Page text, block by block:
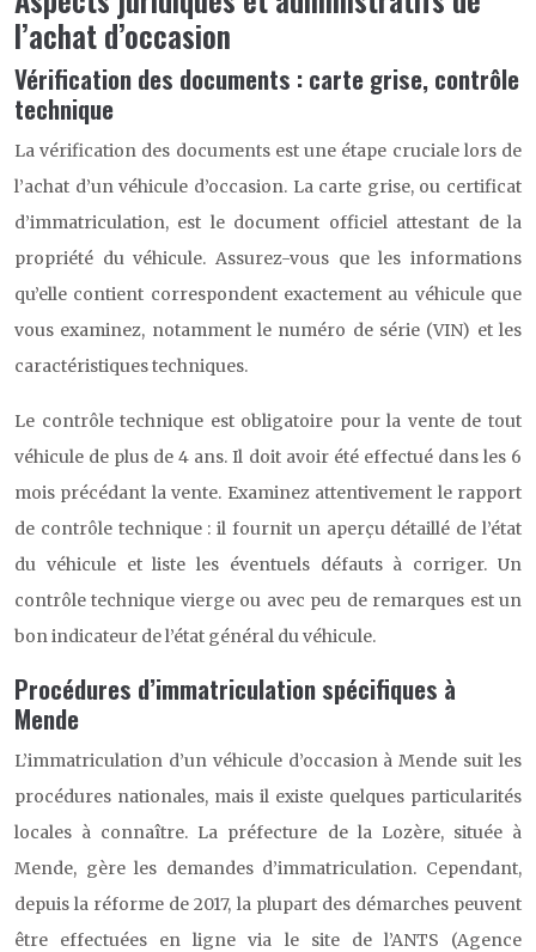
l’achat d’occasion
Vérification des documents : carte grise, contrôle
technique
La vérification des documents est une étape cruciale lors de
l’achat d’un véhicule d’occasion. La carte grise, ou certificat
d’immatriculation, est le document officiel attestant de la
propriété du véhicule. Assurez-vous que les informations
qu’elle contient correspondent exactement au véhicule que
vous examinez, notamment le numéro de série (VIN) et les
caractéristiques techniques.
Le contrôle technique est obligatoire pour la vente de tout
véhicule de plus de 4 ans. Il doit avoir été effectué dans les 6
mois précédant la vente. Examinez attentivement le rapport
de contrôle technique : il fournit un aperçu détaillé de l’état
du véhicule et liste les éventuels défauts à corriger. Un
contrôle technique vierge ou avec peu de remarques est un
bon indicateur de l’état général du véhicule.
Procédures d’immatriculation spécifiques à
Mende
L’immatriculation d’un véhicule d’occasion à Mende suit les
procédures nationales, mais il existe quelques particularités
locales à connaître. La préfecture de la Lozère, située à
Mende, gère les demandes d’immatriculation. Cependant,
depuis la réforme de 2017, la plupart des démarches peuvent
être effectuées en ligne via le site de l’ANTS (Agence